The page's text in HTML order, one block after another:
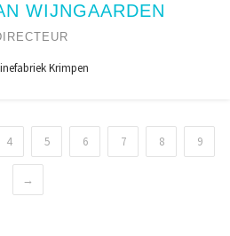
WIJNGAARDEN
Krimpen
4 5 6 7 8 9
→